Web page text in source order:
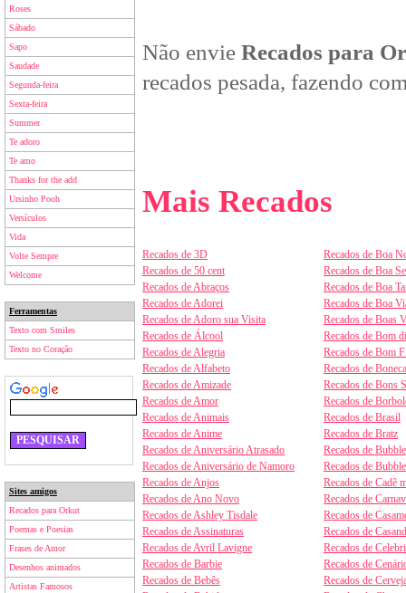
Roses
Sábado
Sapo
Saudade
Segunda-feira
Sexta-feira
Summer
Te adoro
Te amo
Thanks for the add
Ursinho Pooh
Versículos
Vida
Volte Sempre
Welcome
Ferramentas
Texto com Smiles
Texto no Coração
Sites amigos
Recados para Orkut
Poemas e Poesias
Frases de Amor
Desenhos animados
Artistas Famosos
Não envie Recados para
recados pesada, fazendo
Mais Recados
Recados de 3D
Recados de 50 cent
Recados de Abraços
Recados de Adorei
Recados de Adoro sua Visita
Recados de Álcool
Recados de Alegria
Recados de Alfabeto
Recados de Amizade
Recados de Amor
Recados de Animais
Recados de Anime
Recados de Aniversário Atrasado
Recados de Aniversário de Namoro
Recados de Anjos
Recados de Ano Novo
Recados de Ashley Tisdale
Recados de Assinaturas
Recados de Avril Lavigne
Recados de Barbie
Recados de Bebês
Recados de Boa
Recados de Boa
Recados de Boa
Recados de Boa
Recados de Boas
Recados de Bom
Recados de Bom
Recados de
Recados de Bons
Recados de
Recados de Brasil
Recados de Bratz
Recados de
Recados de
Recados de Cadê
Recados de
Recados de
Recados de
Recados de
Recados de
Recados de